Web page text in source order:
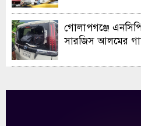
গোলাপগঞ্জে
সারজিস আলমের